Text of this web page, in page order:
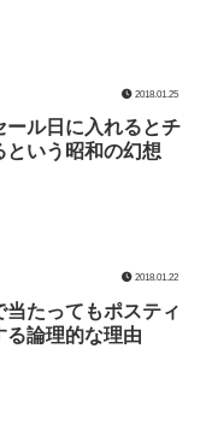
2018.01.25
ール日に入れるとチ
という昭和の幻想
2018.01.22
当たってもポスティ
る論理的な理由